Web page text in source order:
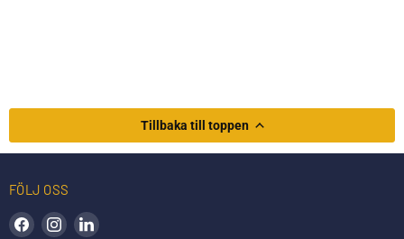
Tillbaka till toppen
FÖLJ OSS
Hitta oss på Facebook
Hitta oss på Instagram